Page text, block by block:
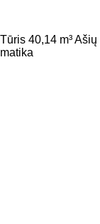
Tūris 40,14 m³Ašių